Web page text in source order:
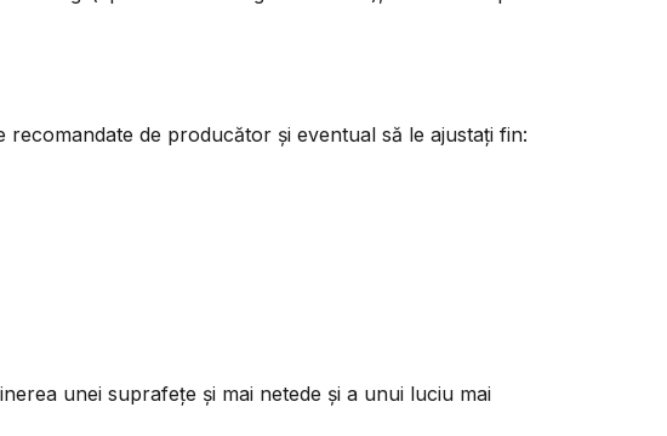
de producător și eventual să le ajustați fin:
unei suprafețe și mai netede și a unui luciu mai